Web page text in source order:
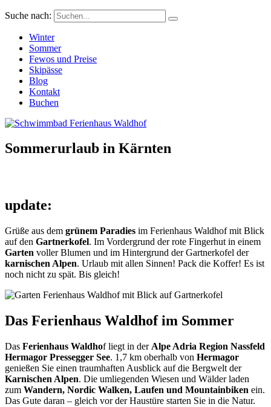
Suche nach:
Winter
Sommer
Fewos und Preise
Skipässe
Blog
Kontakt
Buchen
Sommerurlaub in Kärnten
update:
Grüße aus dem grünem Paradies im Ferienhaus Waldhof mit Blick
auf den Gartnerkofel. Im Vordergrund der rote Fingerhut in einem
Garten voller Blumen und im Hintergrund der Gartnerkofel der
karnischen Alpen. Urlaub mit allen Sinnen! Pack die Koffer! Es ist
noch nicht zu spät. Bis gleich!
Das Ferienhaus Waldhof im Sommer
Das Ferienhaus Waldhof liegt in der Alpe Adria Region Nassfeld
Hermagor Pressegger See. 1,7 km oberhalb von Hermagor
genießen Sie einen traumhaften Ausblick auf die Bergwelt der
Karnischen Alpen. Die umliegenden Wiesen und Wälder laden
zum Wandern, Nordic Walken, Laufen und Mountainbiken ein.
Das Gute daran – gleich vor der Haustüre starten Sie in die Natur.